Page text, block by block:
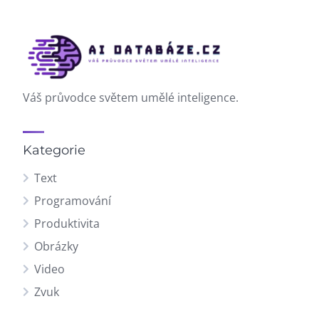
Váš průvodce světem umělé inteligence.
Kategorie
Text
Programování
Produktivita
Obrázky
Video
Zvuk